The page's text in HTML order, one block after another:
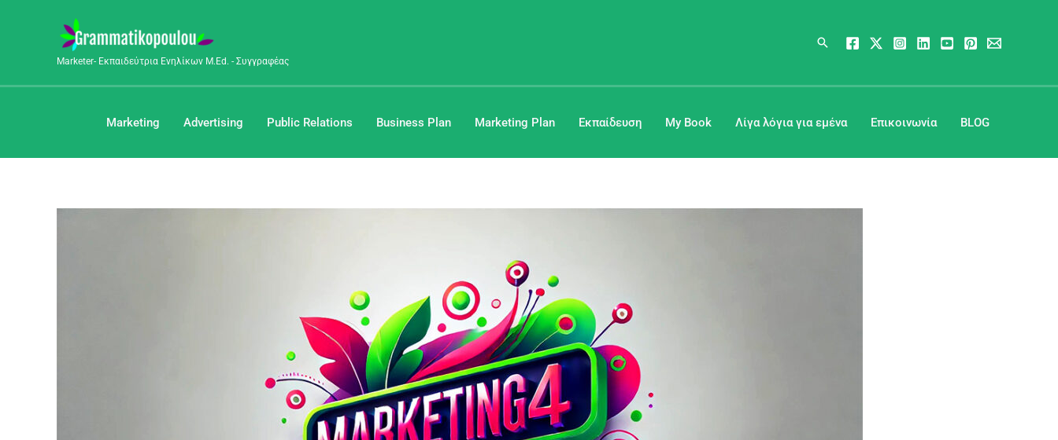
περιεχόμενοMarketer- Εκπαιδεύτρια Ενηλίκων M.Ed. - Συγγραφέας
Αναζήτηση
Marketing Advertising Public Relations Business Plan Marketing Plan Εκπαίδευση My Book Λίγα λόγια για εμένα Επικοινωνία BLOG